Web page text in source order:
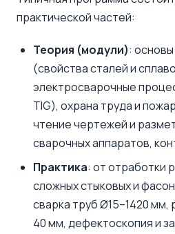
практической частей:
Теория (модули):
(свойства сталей и
электросварочные
TIG), охрана труда и
чтение чертежей и
сварочных аппаратов,
Практика: от отработки
сложных стыковых и
сварка труб Ø15–1420 мм,
40 мм, дефектоскопия и